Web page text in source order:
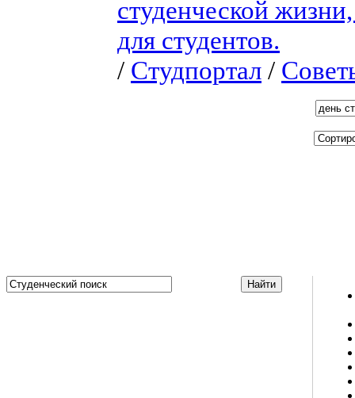
/ Студпортал /